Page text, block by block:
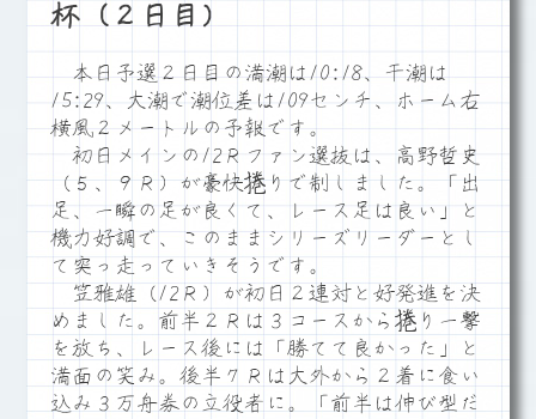
杯（２日目）
本日予選２日目の満潮は10:18、干潮は
15:29、大潮で潮位差は109センチ、ホーム右
横風２メートルの予報です。
初日メインの12Ｒファン選抜は、高野哲史
（５、９Ｒ）が豪快捲りで制しました。「出
足、一瞬の足が良くて、レース足は良い」と
機力好調で、このままシリーズリーダーとし
て突っ走っていきそうです。
笠雅雄（12Ｒ）が初日２連対と好発進を決
めました。前半２Ｒは３コースから捲り一撃
を放ち、レース後には「勝てて良かった」と
満面の笑み。後半７Ｒは大外から２着に食い
込み３万舟券の立役者に。「前半は伸び型だ